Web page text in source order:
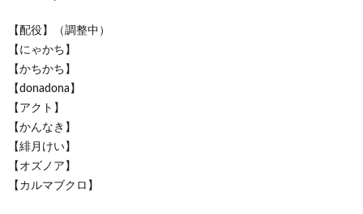
【配役】（調整中）
【にゃかち】
【かちかち】
【donadona】
【アクト】
【かんなき】
【緋月けい】
【オズノア】
【カルマブクロ】